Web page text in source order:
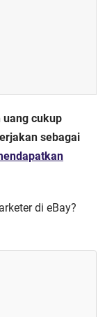
cukup
sebagai
di eBay?